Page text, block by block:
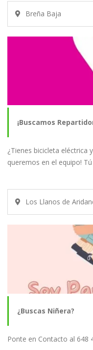
Breña Baja
¡Buscamos
¿Tienes bicicleta eléctrica
queremos en el equipo!
Los Llanos de
¿Buscas Niñera?
Ponte en Contacto al 648